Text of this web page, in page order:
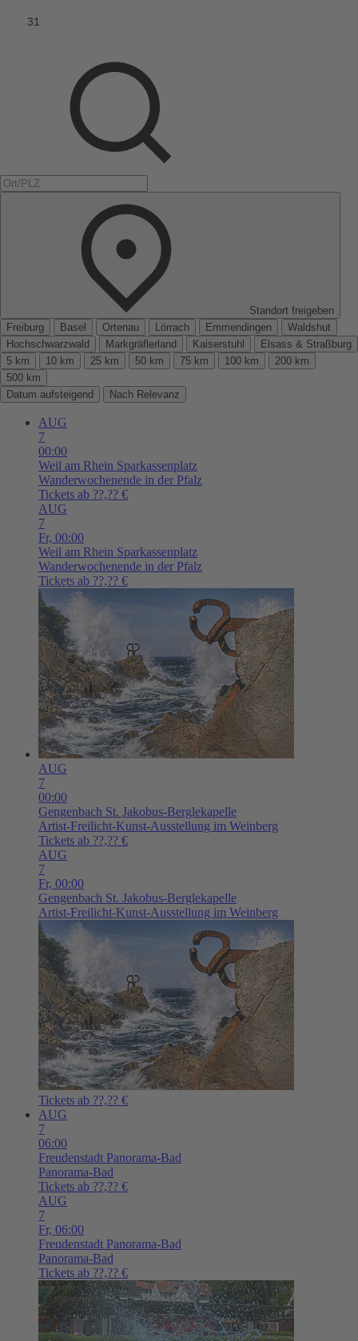
Standort freigeben
Freiburg
Basel Ortenau Lörrach Emmendingen
Waldshut
Hochschwarzwald
Markgräflerland Kaiserstuhl
Elsass & Straßburg
5 km
10 km 25 km 50 km 75 km 100 km
200 km
500 km
Datum aufsteigend
Nach Relevanz
AUG
7
00:00
Weil am Rhein Sparkassenplatz
Wanderwochenende in der Pfalz
Tickets ab ??,?? €
AUG
7
Fr, 00:00
Weil am Rhein Sparkassenplatz
Wanderwochenende in der Pfalz
Tickets ab ??,?? €
AUG
7
00:00
Gengenbach St. Jakobus-Berglekapelle
Artist-Freilicht-Kunst-Ausstellung im Weinberg
Tickets ab ??,?? €
AUG
7
Fr, 00:00
Gengenbach St. Jakobus-Berglekapelle
Artist-Freilicht-Kunst-Ausstellung im Weinberg
Tickets ab ??,?? €
AUG
7
06:00
Freudenstadt Panorama-Bad
Panorama-Bad
Tickets ab ??,?? €
AUG
7
Fr, 06:00
Freudenstadt Panorama-Bad
Panorama-Bad
Tickets ab ??,?? €